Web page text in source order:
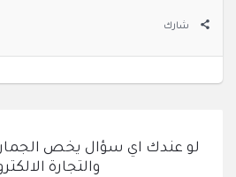
شارك
لو عندك اي سؤال يخص
والتجارة